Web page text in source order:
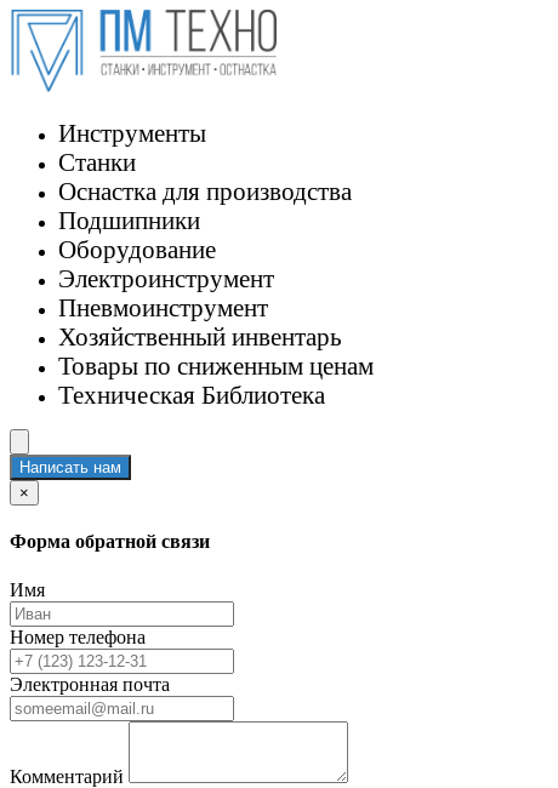
Инструменты
Станки
Оснастка для производства
Подшипники
Оборудование
Электроинструмент
Пневмоинструмент
Хозяйственный инвентарь
Товары по сниженным ценам
Техническая Библиотека
Написать нам
×
Форма обратной связи
Имя
Номер телефона
Электронная почта
Комментарий